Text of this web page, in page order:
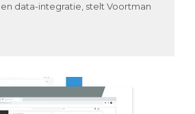
data-integratie, stelt Voortman